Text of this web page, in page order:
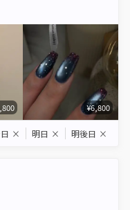
¥6,800
× 明日 × 明後日 ×